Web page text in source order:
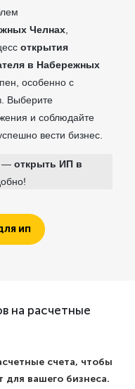
Челнах
открытия
в Набережных
особенно с
Выберите
и соблюдайте
вести бизнес.
— открыть ИП в
ИП
на расчетные
счета, чтобы
для вашего бизнеса.